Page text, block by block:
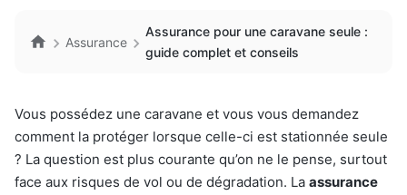
Assurance
Assurance pour une caravane seule :
guide complet et conseils
Vous possédez une caravane et vous vous demandez
comment la protéger lorsque celle-ci est stationnée seule
? La question est plus courante qu’on ne le pense, surtout
face aux risques de vol ou de dégradation. La assurance